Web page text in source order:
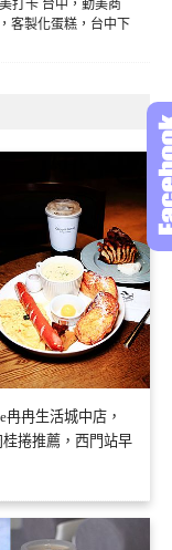
打卡 台中，勤美商
客製化蛋糕，台中下
冉生活城中店，
捲推薦，西門站早